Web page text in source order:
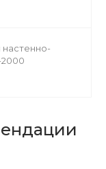
настенно-
2000